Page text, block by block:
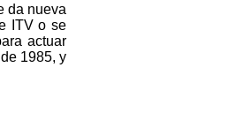
da nueva
ITV o se
actuar
1985, y